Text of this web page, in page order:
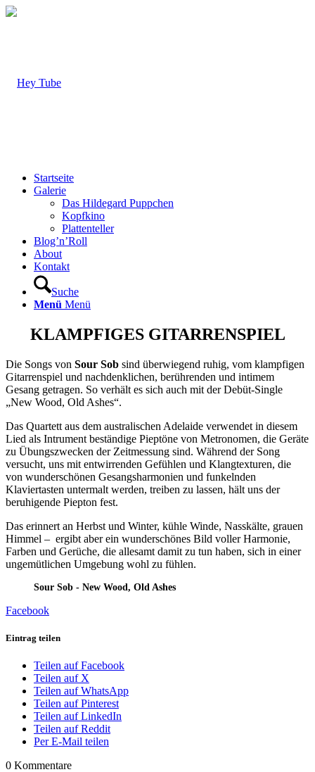
Startseite
Galerie
Das Hildegard Puppchen
Kopfkino
Plattenteller
Blog’n’Roll
About
Kontakt
Suche
Menü Menü
KLAMPFIGES GITARRENSPIEL
Die Songs von Sour Sob sind überwiegend ruhig, vom klampfigen
Gitarrenspiel und nachdenklichen, berührenden und intimem
Gesang getragen. So verhält es sich auch mit der Debüt-Single
„New Wood, Old Ashes“.
Das Quartett aus dem australischen Adelaide verwendet in diesem
Lied als Intrument beständige Pieptöne von Metronomen, die Geräte
zu Übungszwecken der Zeitmessung sind. Während der Song
versucht, uns mit entwirrenden Gefühlen und Klangtexturen, die
von wunderschönen Gesangsharmonien und funkelnden
Klaviertasten untermalt werden, treiben zu lassen, hält uns der
beruhigende Piepton fest.
Das erinnert an Herbst und Winter, kühle Winde, Nasskälte, grauen
Himmel – ergibt aber ein wunderschönes Bild voller Harmonie,
Farben und Gerüche, die allesamt damit zu tun haben, sich in einer
ungemütlichen Umgebung wohl zu fühlen.
Sour Sob - New Wood, Old Ashes
Facebook
Eintrag teilen
Teilen auf Facebook
Teilen auf X
Teilen auf WhatsApp
Teilen auf Pinterest
Teilen auf LinkedIn
Teilen auf Reddit
Per E-Mail teilen
0 Kommentare